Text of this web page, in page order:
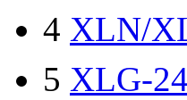
4 XLN/
5 XLG-